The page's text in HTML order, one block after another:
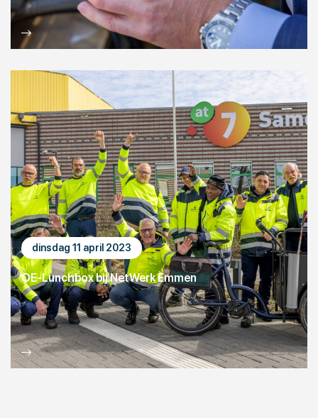
dinsdag 11 april 2023
OE-Lunchbox bij NetWerk Emmen